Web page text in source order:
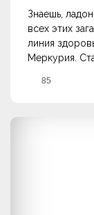
Знаешь,
всех этих
линия
Меркурия.
85